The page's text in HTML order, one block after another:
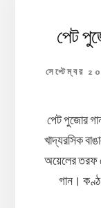
পেট
সেপ্টেম্বর
পেট পুজোর
খাদ্যরসিক
অয়েলের তরফ
গান।